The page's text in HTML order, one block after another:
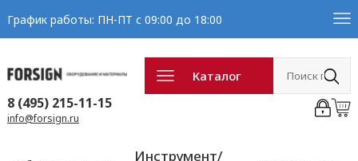
График работы: ПН-ПТ с 09:00 до 18:00
Каталог
8 (495) 215-11-15
info@forsign.ru
Инструмент/